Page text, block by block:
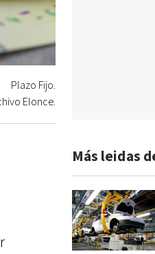
Plazo Fijo.
Elonce.
Más leidas